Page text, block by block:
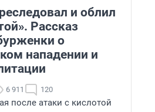
и облил
Рассказ
о
нападении и
6 911 120
после атаки с кислотой